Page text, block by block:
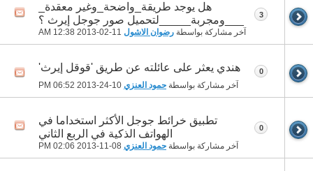
هل يوجد طريقة_واضحة_وغير معقدة_
___ومجربة_____لتحميل صور جوجل إيرث ؟
آخر مشاركة بواسطة رضوان الاشول 12:38 AM
3
هندي يعثر على عائلته عن طريق 'قوقل إيرث'
آخر مشاركة بواسطة حمود العنزي 06:52 PM
0
تطبيق خرائط جوجل الأكثر استخداما في
الهواتف الذكية في الربع الثاني
آخر مشاركة بواسطة حمود العنزي 02:06 PM
0